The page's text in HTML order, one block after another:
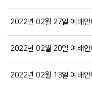
2022년 02월 27일 예배안
2022년 02월 20일 예배안
2022년 02월 13일 예배안